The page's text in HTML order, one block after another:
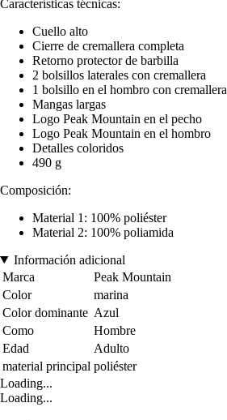
Características técnicas:
Cuello alto
Cierre de cremallera completa
Retorno protector de barbilla
2 bolsillos laterales con cremallera
1 bolsillo en el hombro con cremallera
Mangas largas
Logo Peak Mountain en el pecho
Logo Peak Mountain en el hombro
Detalles coloridos
490 g
Composición:
Material 1: 100% poliéster
Material 2: 100% poliamida
Información adicional
Marca
Peak Mountain
Color
marina
Color dominante Azul
Como
Hombre
Edad
Adulto
material principal poliéster
Loading...
Loading...